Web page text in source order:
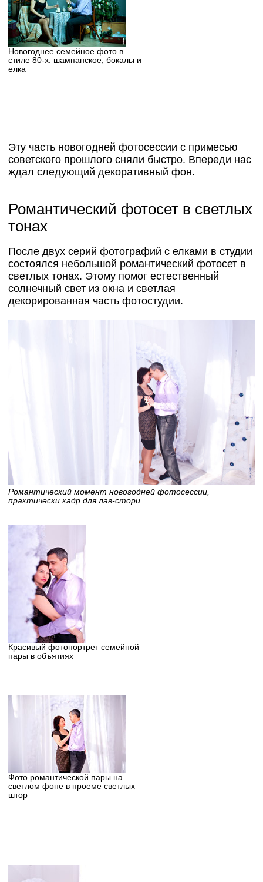
Новогоднее семейное фото в
стиле 80-х: шампанское, бокалы и
елка
Эту часть новогодней фотосессии с примесью
советского прошлого сняли быстро. Впереди нас
ждал следующий декоративный фон.
Романтический фотосет в светлых
тонах
После двух серий фотографий с елками в студии
состоялся небольшой романтический фотосет в
светлых тонах. Этому помог естественный
солнечный свет из окна и светлая
декорированная часть фотостудии.
Романтический момент новогодней фотосессии,
практически кадр для лав-стори
Красивый фотопортрет семейной
пары в объятиях
Фото романтической пары на
светлом фоне в проеме светлых
штор